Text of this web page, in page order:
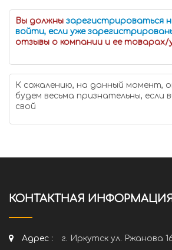
Вы должны зарегистрироваться
войти, если уже
отзывы о компании и ее товарах/
К сожалению, на данный момент,
будем весьма признательны, если
свой
КОНТАКТНАЯ
Адрес :
г. Иркутск ул. Ржанова